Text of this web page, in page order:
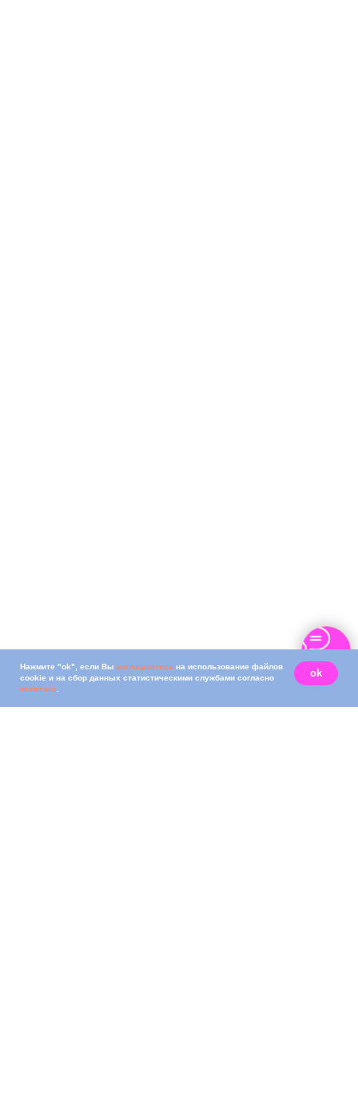
Нажмите "ok", если Вы соглашаетесь на использование файлов
cookie и на сбор данных статистическими службами согласно
политике
ok